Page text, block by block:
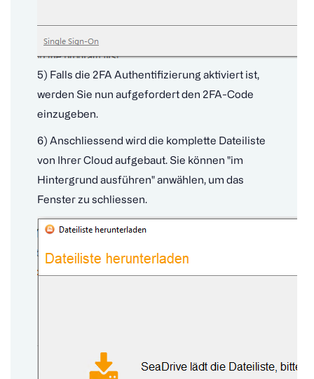
5) Falls die 2FA Authentifizierung aktiviert ist,
werden Sie nun aufgefordert den 2FA-Code
einzugeben.
6) Anschliessend wird die komplette Dateiliste
von Ihrer Cloud aufgebaut. Sie können "im
Hintergrund ausführen" anwählen, um das
Fenster zu schliessen.